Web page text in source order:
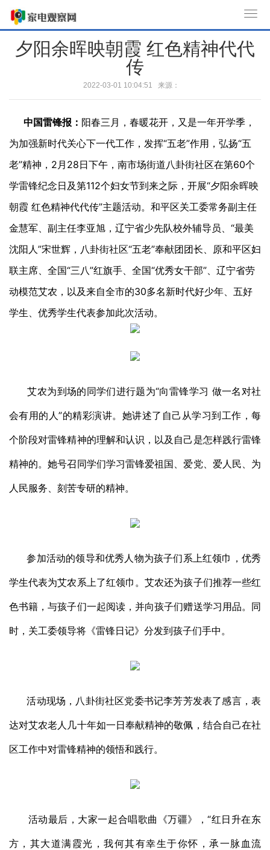
o
夕阳余晖映朝霞 红色精神代代
传
2022-03-01 10:04:51 来源：
中国雷锋报： 阳春三月，春暖花开，又是一年开学季，
为加强新时代关心下一代工作，发挥“五老”作用，弘扬“五
老”精神，2月28日下午，南市场街道八卦街社区在第60个
学雷锋纪念日及第112个妇女节到来之际，开展“夕阳余晖映
朝霞 红色精神代代传”主题活动。和平区关工委常务副主任
金慧军、副主任李亚旭，辽宁省少先队校外辅导员、“最美
沈阳人”宋世辉，八卦街社区“五老”奉献团团长、原和平区妇
联主席、全国“三八”红旗手、全国“优秀女干部”、辽宁省劳
动模范艾农，以及来自全市的30多名新时代好少年、五好
学生、优秀学生代表参加此次活动。
艾农为到场的同学们进行题为“向雷锋学习 做一名对社
会有用的人”的精彩演讲。她讲述了自己从学习到工作，每
个阶段对雷锋精神的理解和认识，以及自己是怎样践行雷锋
精神的。她号召同学们学习雷锋爱祖国、爱党、爱人民、为
人民服务、刻苦专研的精神。
参加活动的领导和优秀人物为孩子们系上红领巾，优秀
学生代表为艾农系上了红领巾。艾农还为孩子们推荐一些红
色书籍，与孩子们一起阅读，并向孩子们赠送学习用品。同
时，关工委领导将《雷锋日记》分发到孩子们手中。
活动现场，八卦街社区党委书记李芳芳发表了感言，表
达对艾农老人几十年如一日奉献精神的敬佩，结合自己在社
区工作中对雷锋精神的领悟和践行。
活动最后，大家一起合唱歌曲《万疆》，“红日升在东
方，其大道满霞光，我何其有幸生于你怀，承一脉血流